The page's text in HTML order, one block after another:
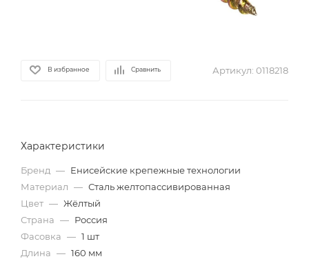
В избранное Сравнить Артикул: 0118218
Характеристики
Бренд — Енисейские крепежные технологии
Материал — Сталь желтопассивированная
Цвет — Жёлтый
Страна — Россия
Фасовка — 1 шт
Длина — 160 мм